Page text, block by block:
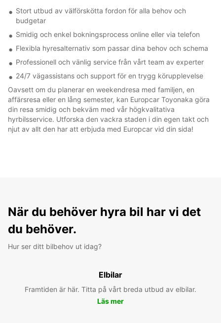
Stort utbud av välförskötta fordon för alla behov och
budgetar
Smidig och enkel bokningsprocess online eller via telefon
Flexibla hyresalternativ som passar dina behov och schema
Professionell och vänlig service från vårt team av experter
24/7 vägassistans och support för en trygg körupplevelse
Oavsett om du planerar en weekendresa med familjen, en
affärsresa eller en lång semester, kan Europcar Toyonaka göra
din resa smidig och bekväm med vår högkvalitativa
hyrbilsservice. Utforska den vackra staden i din egen takt och
njut av allt den har att erbjuda med Europcar vid din sida!
När du behöver hyra bil har vi det
du behöver.
Hur ser ditt bilbehov ut idag?
Elbilar
Framtiden är här. Titta på vårt breda utbud av elbilar.
Läs mer